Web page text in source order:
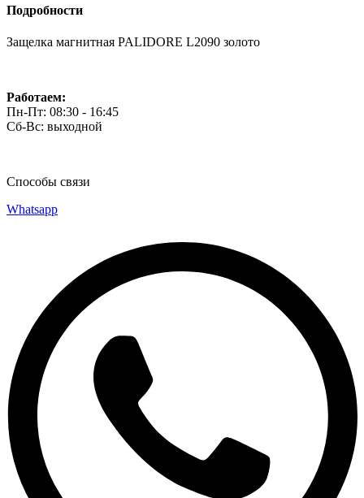
Подробности
Защелка магнитная PALIDORE L2090 золото
Работаем:
Пн-Пт: 08:30 - 16:45
Сб-Вс: выходной
Способы связи
Whatsapp